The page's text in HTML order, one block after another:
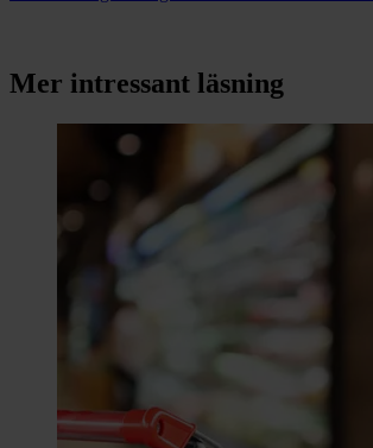
Mer intressant läsning